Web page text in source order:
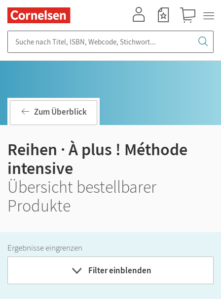
Zum Überblick
Reihen · À plus ! Méthode
intensive
Übersicht bestellbarer
Produkte
Ergebnisse eingrenzen
Filter einblenden